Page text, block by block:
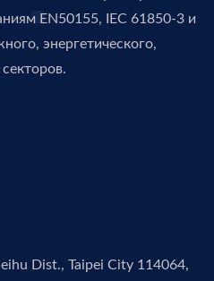
EN50155, IEC 61850-3 и
энергетического,
Dist., Taipei City 114064,